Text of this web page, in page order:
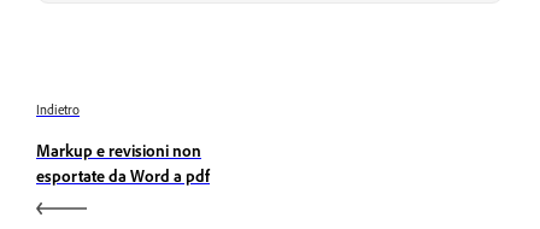
Indietro
Markup e revisioni non
esportate da Word a pdf